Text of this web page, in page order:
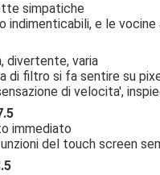
simpatiche
indimenticabili, e le
divertente, varia
di filtro si fa sentire su
di velocita',
immediato
del touch screen